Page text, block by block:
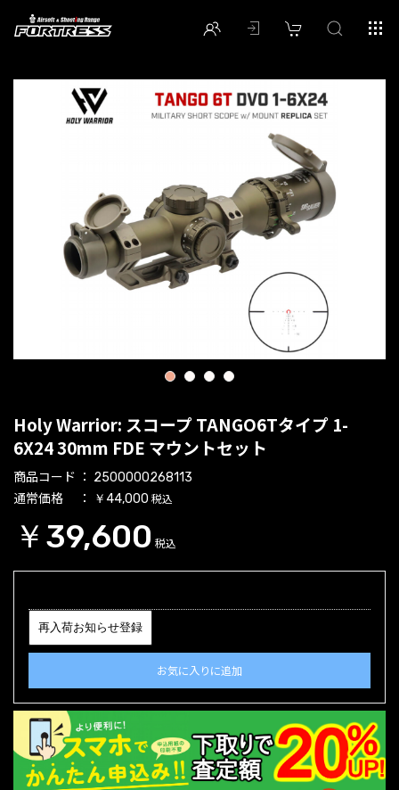
1 2 3 4
Holy Warrior: スコープ TANGO6Tタイプ 1-
6X24 30mm FDE マウントセット
商品コード 2500000268113
通常価格 ￥44,000 税込
￥39,600 税込
再入荷お知らせ登録
お気に入りに追加